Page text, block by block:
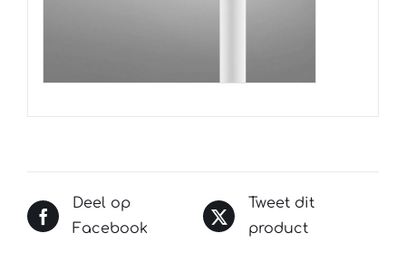
Deel op
Facebook
Tweet dit
product